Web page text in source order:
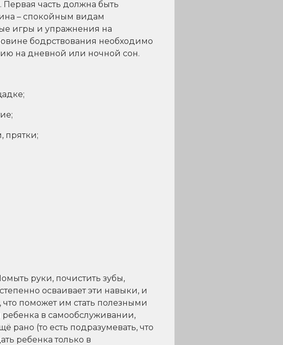
часть должна быть
– спокойным видам
игры и упражнения на
бодрствования необходимо
на дневной или ночной сон.
прятки;
руки, почистить зубы,
осваивает эти навыки, и
поможет им стать полезными
в самообслуживании,
рано (то есть подразумевать, что
ребенка только в